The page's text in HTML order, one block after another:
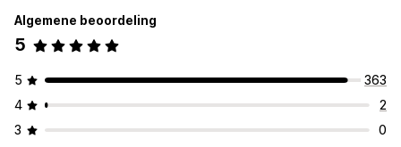
Algemene beoordeling
5
5
363
4
2
3
0